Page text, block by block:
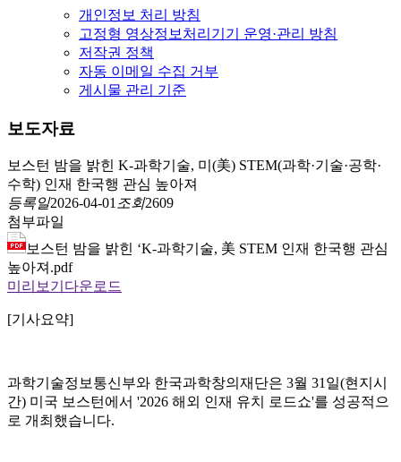
개인정보 처리 방침
고정형 영상정보처리기기 운영·관리 방침
저작권 정책
자동 이메일 수집 거부
게시물 관리 기준
보도자료
보스턴 밤을 밝힌 K-과학기술, 미(美) STEM(과학·기술·공학·
수학) 인재 한국행 관심 높아져
등록일2026-04-01 조회2609
첨부파일
보스턴 밤을 밝힌 ‘K-과학기술, 美 STEM 인재 한국행 관심
높아져.pdf
미리보기 다운로드
[기사요약]
과학기술정보통신부와 한국과학창의재단은 3월 31일(현지시
간) 미국 보스턴에서 '2026 해외 인재 유치 로드쇼'를 성공적으
로 개최했습니다.